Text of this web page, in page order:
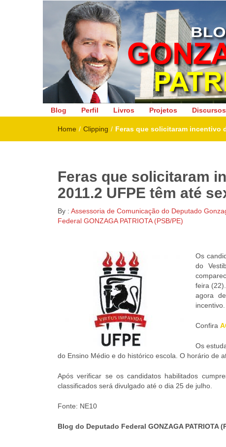
Deputado Federal
Blog Perfil Livros Projetos Discursos
Home / Clipping / Feras que solicitaram incentivo
Feras que solicitaram
2011.2 UFPE têm até
By : Assessoria de Comunicação do Deputado
Federal GONZAGA PATRIOTA (PSB/PE)
Os
do
feira
agora
incentivo.
Confira
Os
do Ensino Médio e do histórico escola. O horário de
Após verificar se os candidatos habilitados
classificados será divulgado até o dia 25 de julho.
Fonte: NE10
Blog do Deputado Federal GONZAGA PATRIOTA